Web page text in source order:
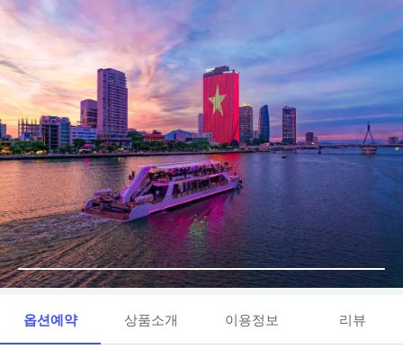
옵션예약 상품소개 이용정보 리뷰